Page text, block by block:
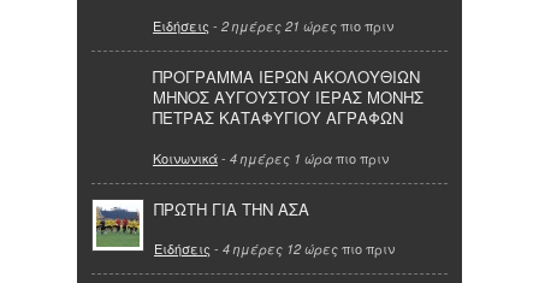
Ειδήσεις - 2 ημέρες 21 ώρες πιο πριν
ΠΡΟΓΡΑΜΜΑ ΙΕΡΩΝ ΑΚΟΛΟΥΘΙΩΝ
ΜΗΝΟΣ ΑΥΓΟΥΣΤΟΥ ΙΕΡΑΣ ΜΟΝΗΣ
ΠΕΤΡΑΣ ΚΑΤΑΦΥΓΙΟΥ ΑΓΡΑΦΩΝ
Κοινωνικά- 4 ημέρες 1 ώρα πιο πριν
ΠΡΩΤΗ ΓΙΑ ΤΗΝ ΑΣΑ
Ειδήσεις - 4 ημέρες 12 ώρες πιο πριν